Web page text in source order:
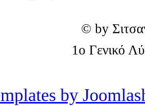
© by
1o Γενικό
by